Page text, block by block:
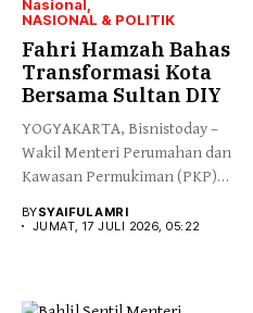
Nasional
NASIONAL & POLITIK
Fahri Hamzah Bahas
Transformasi Kota
Bersama Sultan DIY
YOGYAKARTA, Bisnistoday –
Wakil Menteri Perumahan dan
Kawasan Permukiman (PKP)
BYSYAIFUL AMRI
JUMAT, 17 JULI 2026, 05:22